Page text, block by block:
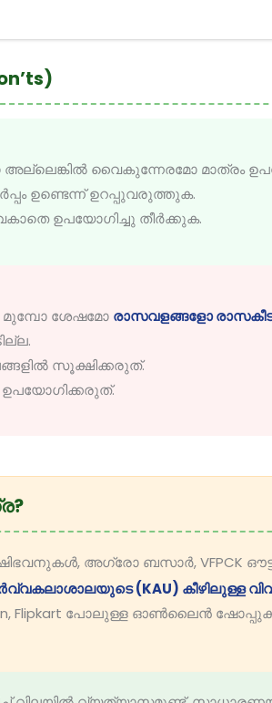
വൈകുന്നേരമോ മാത്രം
ഉണ്ടെന്ന് ഉറപ്പുവരുത്തുക.
ഉപയോഗിച്ചു തീർക്കുക.
ശേഷമോ രാസവളങ്ങളോ
സൂക്ഷിക്കരുത്.
ഉപയോഗിക്കരുത്.
അഗ്രോ ബസാർ, VFPCK
(KAU) കീഴിലുള്ള
Flipkart പോലുള്ള ഓൺലൈൻ